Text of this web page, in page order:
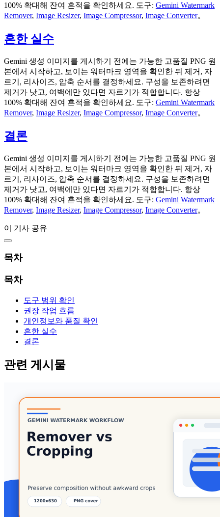
100% 확대해 잔여 흔적을 확인하세요. 도구: Gemini Watermark
Remover, Image Resizer, Image Compressor, Image Converter。
흔한 실수
Gemini 생성 이미지를 게시하기 전에는 가능한 고품질 PNG 원
본에서 시작하고, 보이는 워터마크 영역을 확인한 뒤 제거, 자
르기, 리사이즈, 압축 순서를 결정하세요. 구성을 보존하려면
제거가 낫고, 여백에만 있다면 자르기가 적합합니다. 항상
100% 확대해 잔여 흔적을 확인하세요. 도구: Gemini Watermark
Remover, Image Resizer, Image Compressor, Image Converter。
결론
Gemini 생성 이미지를 게시하기 전에는 가능한 고품질 PNG 원
본에서 시작하고, 보이는 워터마크 영역을 확인한 뒤 제거, 자
르기, 리사이즈, 압축 순서를 결정하세요. 구성을 보존하려면
제거가 낫고, 여백에만 있다면 자르기가 적합합니다. 항상
100% 확대해 잔여 흔적을 확인하세요. 도구: Gemini Watermark
Remover, Image Resizer, Image Compressor, Image Converter。
이 기사 공유
목차
목차
도구 범위 확인
권장 작업 흐름
개인정보와 품질 확인
흔한 실수
결론
관련 게시물